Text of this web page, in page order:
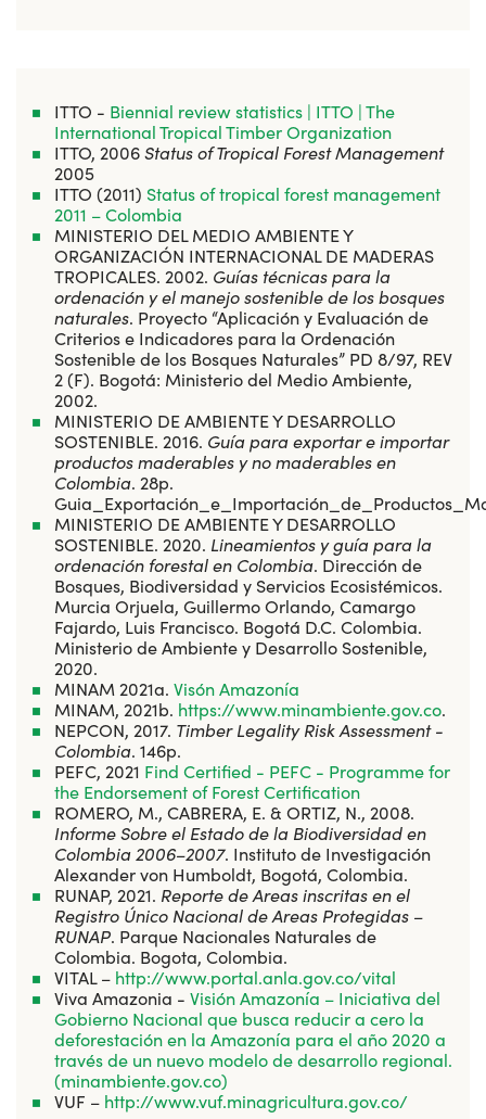
ITTO - Biennial review statistics | ITTO | The
International Tropical Timber Organization
ITTO, 2006Status of Tropical Forest Management
2005
ITTO (2011) Status of tropical forest management
2011 – Colombia
MINISTERIO DEL MEDIO AMBIENTE Y
ORGANIZACIÓN INTERNACIONAL DE MADERAS
TROPICALES. 2002. Guías técnicas para la
ordenación y el manejo sostenible de los bosques
naturales. Proyecto “Aplicación y Evaluación de
Criterios e Indicadores para la Ordenación
Sostenible de los Bosques Naturales” PD 8/97, REV
2 (F). Bogotá: Ministerio del Medio Ambiente,
2002.
MINISTERIO DE AMBIENTE Y DESARROLLO
SOSTENIBLE. 2016. Guía para exportar e importar
productos maderables y no maderables en
Colombia. 28p.
MINISTERIO DE AMBIENTE Y DESARROLLO
SOSTENIBLE. 2020. Lineamientos y guía para la
ordenación forestal en Colombia. Dirección de
Bosques, Biodiversidad y Servicios Ecosistémicos.
Murcia Orjuela, Guillermo Orlando, Camargo
Fajardo, Luis Francisco. Bogotá D.C. Colombia.
Ministerio de Ambiente y Desarrollo Sostenible,
2020.
MINAM 2021a. Visón Amazonía
MINAM, 2021b. https://www.minambiente.gov.co.
NEPCON, 2017. Timber Legality Risk Assessment -
Colombia. 146p.
PEFC, 2021 Find Certified - PEFC - Programme for
the Endorsement of Forest Certification
ROMERO, M., CABRERA, E. & ORTIZ, N., 2008.
Informe Sobre el Estado de la Biodiversidad en
Colombia 2006–2007. Instituto de Investigación
Alexander von Humboldt, Bogotá, Colombia.
RUNAP, 2021. Reporte de Areas inscritas en el
Registro Único Nacional de Areas Protegidas –
RUNAP. Parque Nacionales Naturales de
Colombia. Bogota, Colombia.
VITAL – http://www.portal.anla.gov.co/vital
Viva Amazonia - Visión Amazonía – Iniciativa del
Gobierno Nacional que busca reducir a cero la
deforestación en la Amazonía para el año 2020 a
través de un nuevo modelo de desarrollo regional.
(minambiente.gov.co)
VUF – http://www.vuf.minagricultura.gov.co/